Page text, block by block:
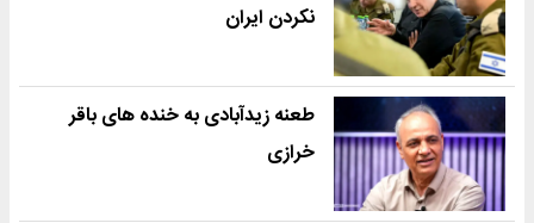
نکردن ایران
طعنه زیدآبادی به خنده های باقر
خرازی